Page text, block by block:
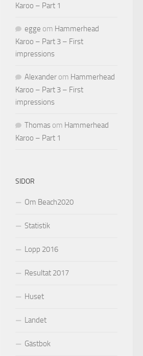
Karoo – Part 1
egge om Hammerhead
Karoo – Part 3 – First
impressions
Alexander om Hammerhead
Karoo – Part 3 – First
impressions
Thomas om Hammerhead
Karoo – Part 1
SIDOR
Om Beach2020
Statistik
Lopp 2016
Resultat 2017
Huset
Landet
Gästbok